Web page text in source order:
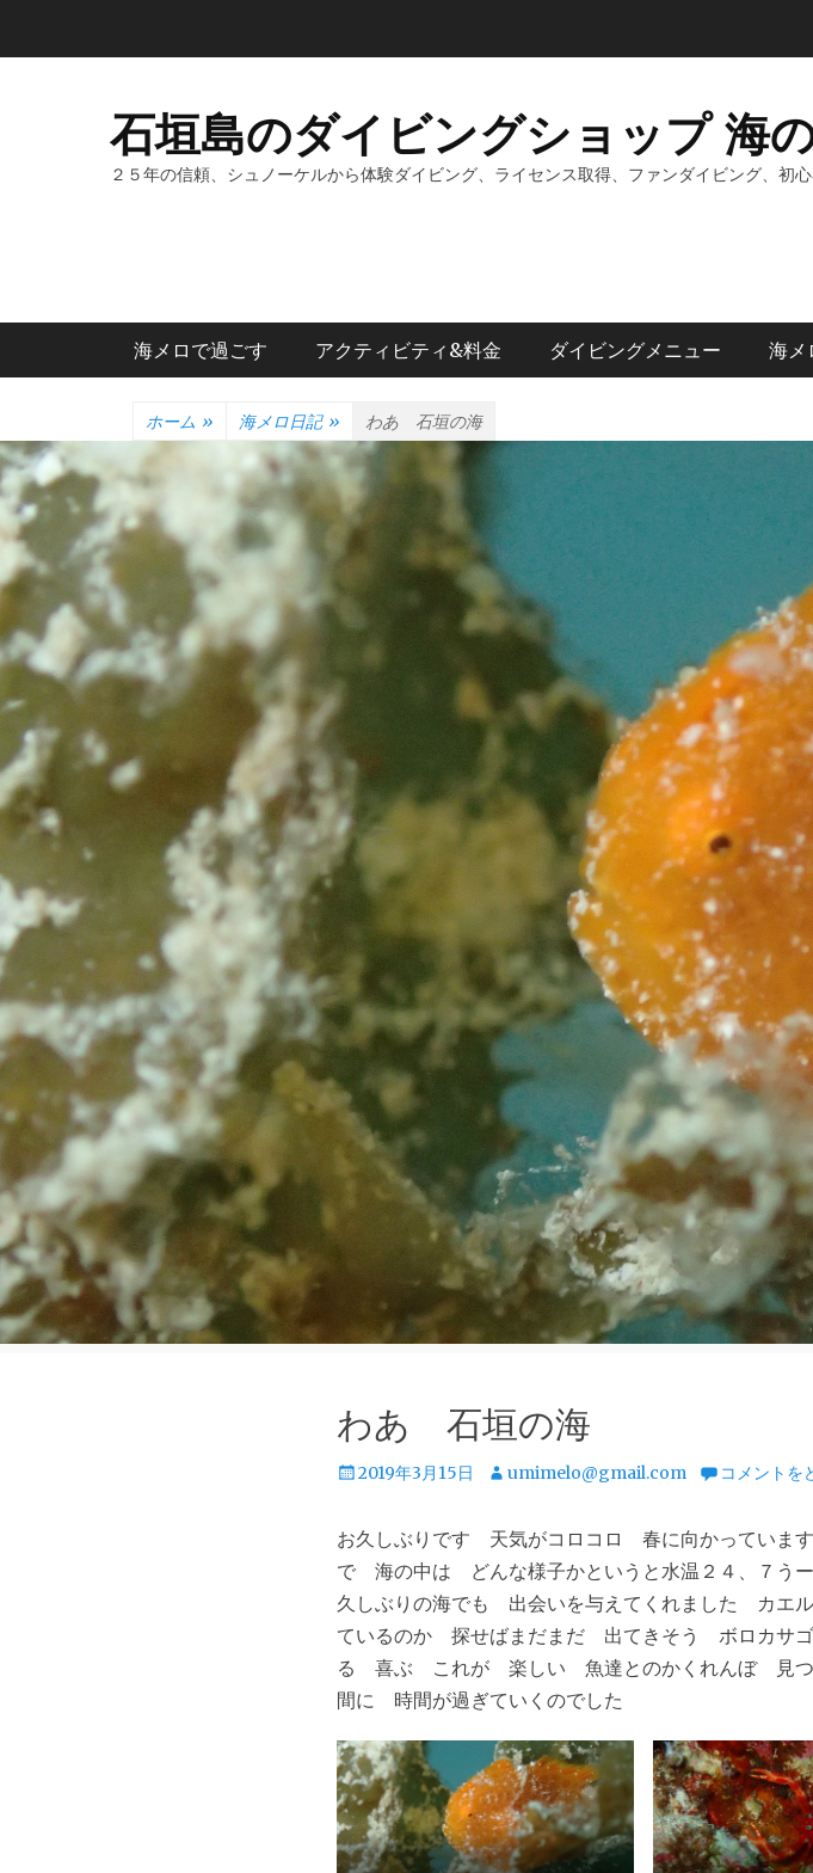
石垣島のダイビングショップ 海
２５年の信頼、シュノーケルから体験ダイビング、ライセンス取得、ファンダイビング、初
メインメニュー
海メロで過ごす アクティビティ&料金 ダイビングメニュー 海
ホーム » 海メロ日記 » わあ 石垣の海
わあ 石垣の海
投
日
2019年3月15日
投
者
umimelo@gmail.com コメントを
お久しぶりです 天気がコロコロ 春に向かってい
で 海の中は どんな様子かというと水温２４、７
久しぶりの海でも 出会いを与えてくれました カエ
ているのか 探せばまだまだ 出てきそう ボロカサ
る 喜ぶ これが 楽しい 魚達とのかくれんぼ 見つ
間に 時間が過ぎていくのでした